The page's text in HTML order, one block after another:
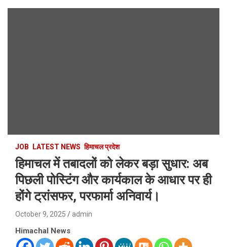
JOB LATEST NEWS हिमाचल प्रदेश
हिमाचल में तबादलों को लेकर बड़ा सुधार: अब
पिछली पोस्टिंग और कार्यकाल के आधार पर ही
होंगे ट्रांसफर, परफार्मा अनिवार्य।
October 9, 2025 admin
Himachal News